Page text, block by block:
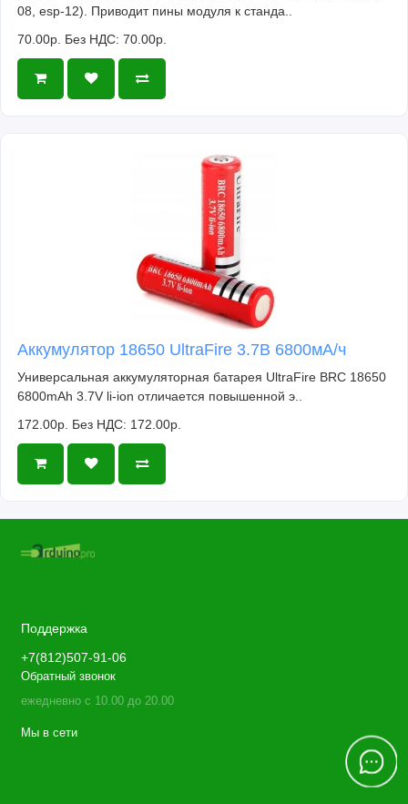
08, esp-12). Приводит пины модуля к станда..
70.00р. Без НДС: 70.00р.
Аккумулятор 18650 UltraFire 3.7В 6800мА/ч
Универсальная аккумуляторная батарея UltraFire BRC 18650
6800mAh 3.7V li-ion отличается повышенной э..
172.00р. Без НДС: 172.00р.
Поддержка
+7(812)507-91-06
Обратный звонок
ежедневно с 10.00 до 20.00
Мы в сети